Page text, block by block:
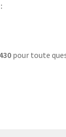
pour toute